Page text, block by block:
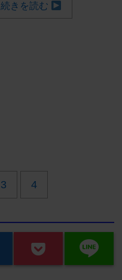
続きを読む
3 4
line